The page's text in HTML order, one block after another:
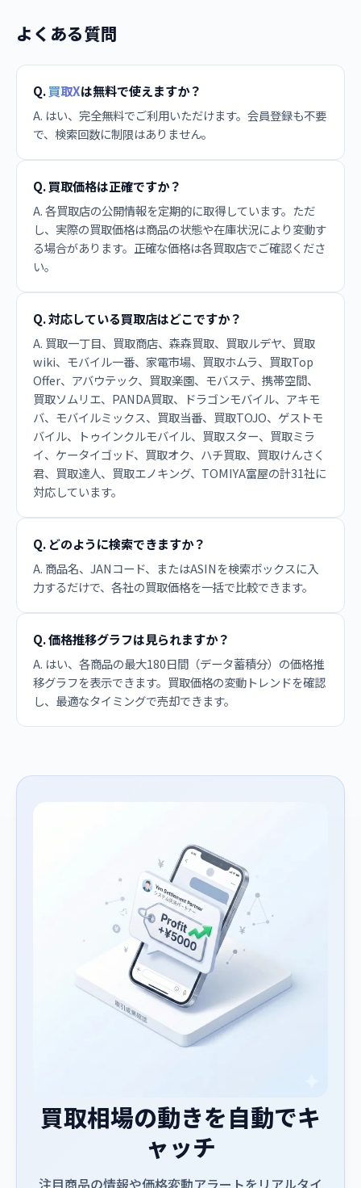
よくある質問
Q.買取Xは無料で使えますか？
A. はい、完全無料でご利用いただけます。会員登録も不要
で、検索回数に制限はありません。
Q. 買取価格は正確ですか？
A. 各買取店の公開情報を定期的に取得しています。ただ
し、実際の買取価格は商品の状態や在庫状況により変動す
る場合があります。正確な価格は各買取店でご確認くださ
い。
Q. 対応している買取店はどこですか？
A. 買取一丁目、買取商店、森森買取、買取ルデヤ、買取
wiki、モバイル一番、家電市場、買取ホムラ、買取Top
Offer、アバウテック、買取楽園、モバステ、携帯空間、
買取ソムリエ、PANDA買取、ドラゴンモバイル、アキモ
バ、モバイルミックス、買取当番、買取TOJO、ゲストモ
バイル、トゥインクルモバイル、買取スター、買取ミラ
イ、ケータイゴッド、買取オク、ハチ買取、買取けんさく
君、買取達人、買取エノキング、TOMIYA富屋の計31社に
対応しています。
Q. どのように検索できますか？
A. 商品名、JANコード、またはASINを検索ボックスに入
力するだけで、各社の買取価格を一括で比較できます。
Q. 価格推移グラフは見られますか？
A. はい、各商品の最大180日間（データ蓄積分）の価格推
移グラフを表示できます。買取価格の変動トレンドを確認
し、最適なタイミングで売却できます。
買取相場の動きを自動でキ
ャッチ
注目商品の情報や価格変動アラートをリアルタイ